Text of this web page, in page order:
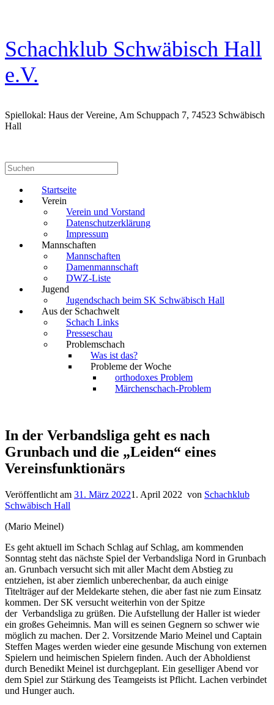
Schachklub Schwäbisch Hall
e.V.
Spiellokal: Haus der Vereine, Am Schuppach 7, 74523 Schwäbisch
Hall
Suchen
nach:
Startseite
Verein
Verein und Vorstand
Datenschutzerklärung
Impressum
Mannschaften
Mannschaften
Damenmannschaft
DWZ-Liste
Jugend
Jugendschach beim SK Schwäbisch Hall
Aus der Schachwelt
Schach Links
Presseschau
Problemschach
Was ist das?
Probleme der Woche
orthodoxes Problem
Märchenschach-Problem
In der Verbandsliga geht es nach
Grunbach und die „Leiden“ eines
Vereinsfunktionärs
Veröffentlicht am 31. März 20221. April 2022 von Schachklub
Schwäbisch Hall
(Mario Meinel)
Es geht aktuell im Schach Schlag auf Schlag, am kommenden
Sonntag steht das nächste Spiel der Verbandsliga Nord in Grunbach
an. Grunbach versucht sich mit aller Macht dem Abstieg zu
entziehen, ist aber ziemlich unberechenbar, da auch einige
Titelträger auf der Meldekarte stehen, die aber fast nie zum Einsatz
kommen. Der SK versucht weiterhin von der Spitze
der Verbandsliga zu grüßen. Die Aufstellung der Haller ist wieder
ein großes Geheimnis. Man will es seinen Gegnern so schwer wie
möglich zu machen. Der 2. Vorsitzende Mario Meinel und Captain
Steffen Mages werden wieder eine gesunde Mischung von externen
Spielern und heimischen Spielern finden. Auch der Abholdienst
durch Benedikt Meinel ist durchgeplant. Ein geselliger Abend vor
dem Spiel zur Stärkung des Teamgeists ist Pflicht. Lachen verbindet
und Hunger auch.